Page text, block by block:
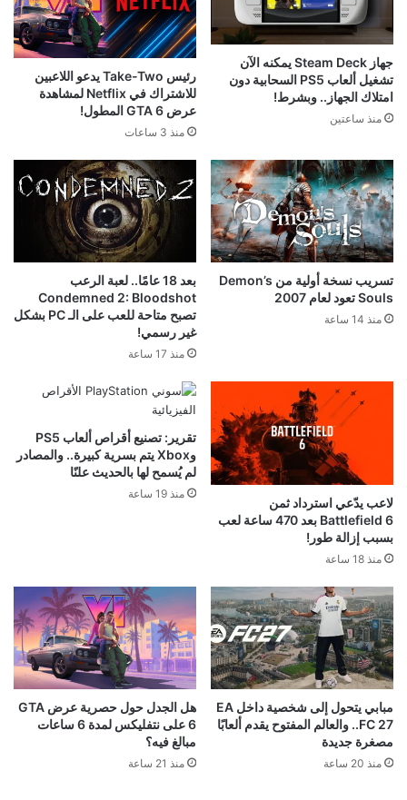
جهاز Steam Deck يمكنه الآن
تشغيل ألعاب PS5 السحابية دون
امتلاك الجهاز.. وبشرط!
منذ ساعتين
رئيس Take-Two يدعو اللاعبين
للاشتراك في Netflix لمشاهدة
عرض GTA 6 المطول!
منذ 3 ساعات
تسريب نسخة أولية من Demon’s
Souls تعود لعام 2007
منذ 14 ساعة
بعد 18 عامًا.. لعبة الرعب
Condemned 2: Bloodshot
تصبح متاحة للعب على الـ PC بشكل
غير رسمي!
منذ 17 ساعة
لاعب يدّعي استرداد ثمن
Battlefield 6 بعد 470 ساعة لعب
بسبب إزالة طور!
منذ 18 ساعة
تقرير: تصنيع أقراص ألعاب PS5
وXbox يتم بسرية كبيرة.. والمصادر
لم يُسمح لها بالحديث علنًا
منذ 19 ساعة
مبابي يتحول إلى شخصية داخل EA
FC 27.. والعالم المفتوح يقدم ألعابًا
مصغرة جديدة
منذ 20 ساعة
هل الجدل حول حصرية عرض GTA
6 على نتفليكس لمدة 6 ساعات
مبالغ فيه؟
منذ 21 ساعة